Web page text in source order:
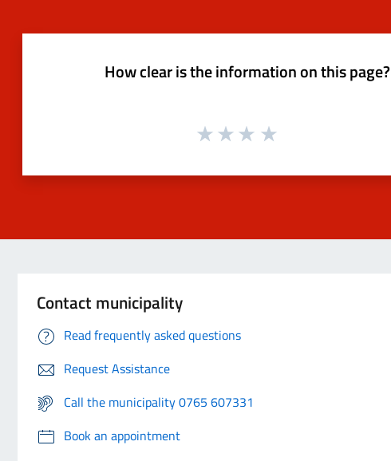
How clear is the information on this page?
Contact municipality
Read frequently asked questions
Request Assistance
Call the municipality 0765 607331
Book an appointment